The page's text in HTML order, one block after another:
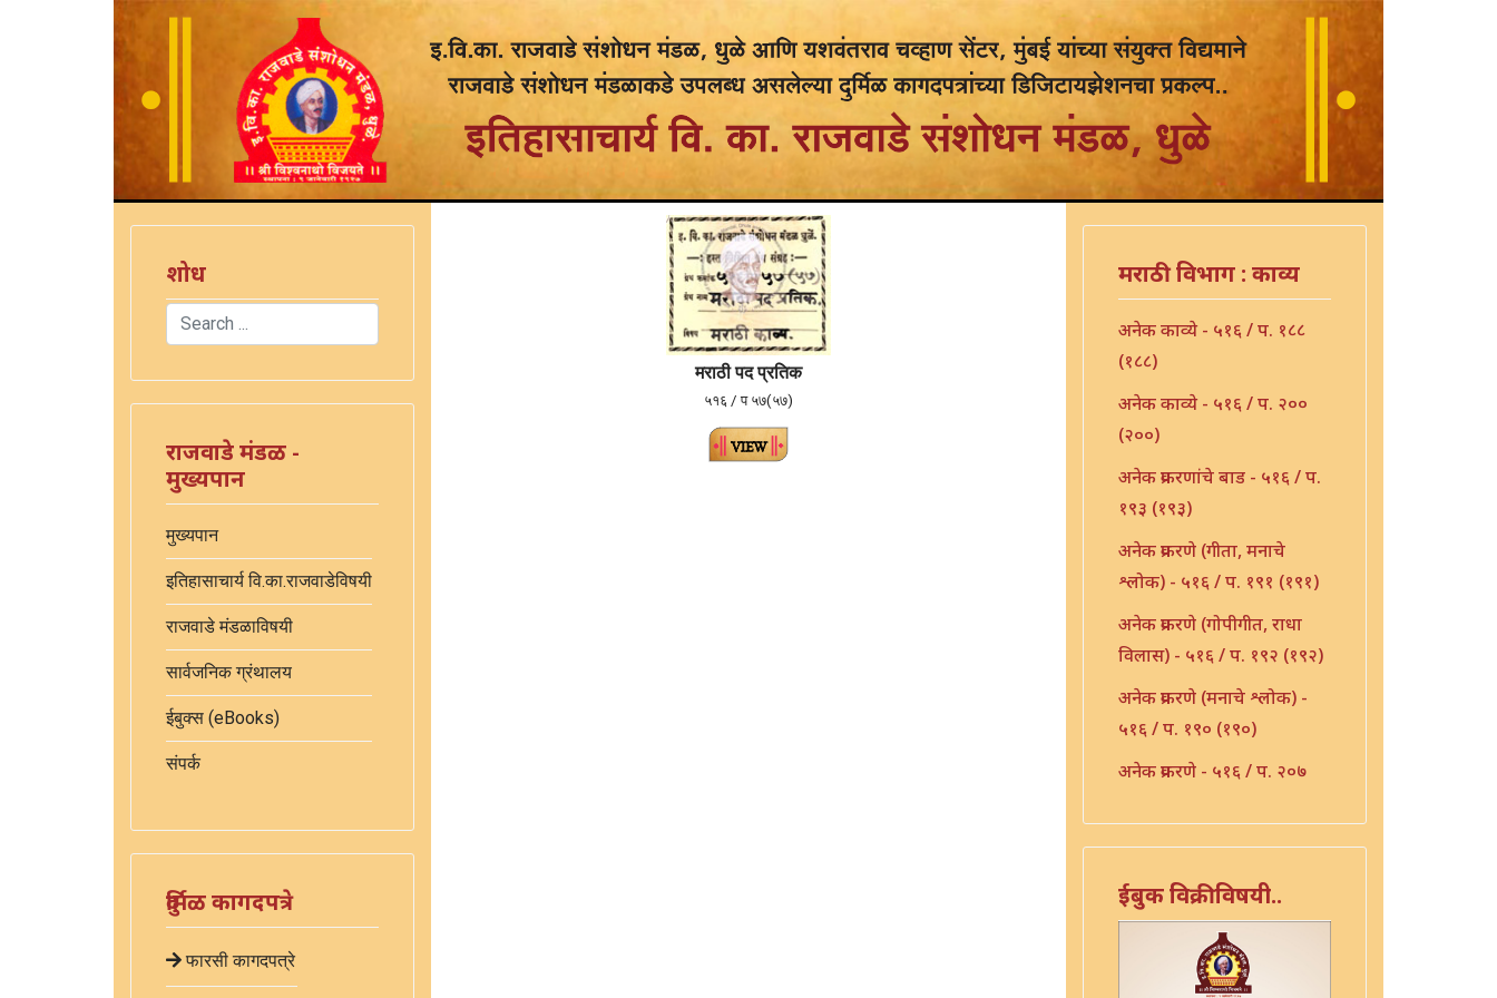
शोध
Search
राजवाडे मंडळ -
मुख्यपान
मुख्यपान
इतिहासाचार्य वि.का.राजवाडेविषयी
राजवाडे मंडळाविषयी
सार्वजनिक ग्रंथालय
ईबुक्स (eBooks)
संपर्क
दुर्मिळ कागदपत्रे
फारसी कागदपत्रे
मराठी पद प्रतिक
५१६ / प ५७(५७)
मराठी विभाग : काव्य
अनेक काव्ये - ५१६ / प. १८८
(१८८)
अनेक काव्ये - ५१६ / प. २००
(२००)
अनेक प्रकरणांचे बाड - ५१६ / प.
१९३ (१९३)
अनेक प्रकरणे (गीता, मनाचे
श्लोक) - ५१६ / प. १९१ (१९१)
अनेक प्रकरणे (गोपीगीत, राधा
विलास) - ५१६ / प. १९२ (१९२)
अनेक प्रकरणे (मनाचे श्लोक) -
५१६ / प. १९० (१९०)
अनेक प्रकरणे - ५१६ / प. २०७
अनेक प्रकरणे - ५१६ / प. २१०
अनेक प्रकरणे - ५१६ / प. २३६
अभंग - ५१६ / प. १५३ (१५३)
ईबुक विक्रीविषयी..